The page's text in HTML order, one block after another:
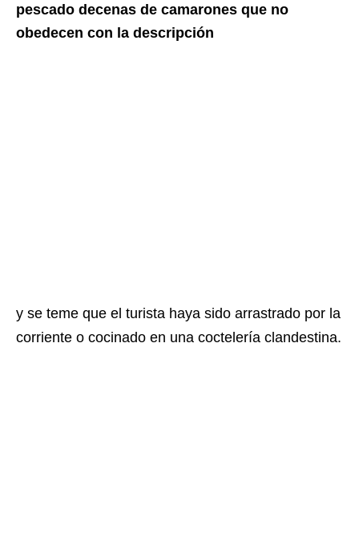
pescado decenas de camarones que no
obedecen con la descripción
y se teme que el turista haya sido arrastrado por la
corriente o cocinado en una coctelería clandestina.